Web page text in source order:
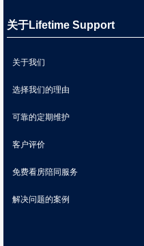
关于Lifetime Support
关于我们
选择我们的理由
可靠的定期维护
客户评价
免费看房陪同服务
解决问题的案例